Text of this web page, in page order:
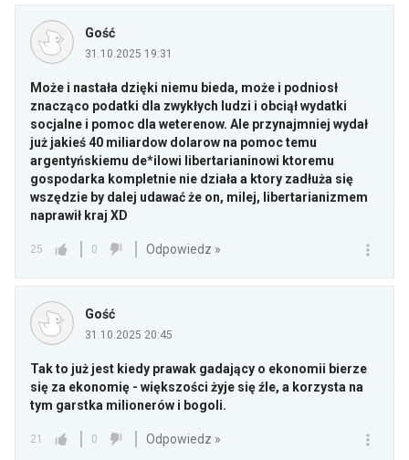
Gość
31.10.2025 19:31
Może i nastała dzięki niemu bieda, może i podniosł
znacząco podatki dla zwykłych ludzi i obciął wydatki
socjalne i pomoc dla weterenow. Ale przynajmniej wydał
już jakieś 40 miliardow dolarow na pomoc temu
argentyńskiemu de*ilowi libertarianinowi ktoremu
gospodarka kompletnie nie działa a ktory zadłuża się
wszędzie by dalej udawać że on, milej, libertarianizmem
naprawił kraj XD
25 0 Odpowiedz »
Gość
31.10.2025 20:45
Tak to już jest kiedy prawak gadający o ekonomii bierze
się za ekonomię - większości żyje się źle, a korzysta na
tym garstka milionerów i bogoli.
21 0 Odpowiedz »